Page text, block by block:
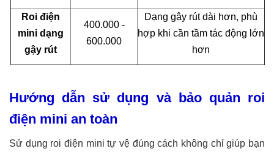
Roi điện
mini dạng
gậy rút
400.000 -
600.000
Dạng gậy rút dài hơn, phù
hợp khi cần tầm tác động lớn
hơn
Hướng dẫn sử dụng và bảo quản roi
điện mini an toàn
Sử dụng roi điện mini tự vệ đúng cách không chỉ giúp bạn